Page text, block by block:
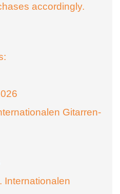
accordingly.
Gitarren-
Internationalen